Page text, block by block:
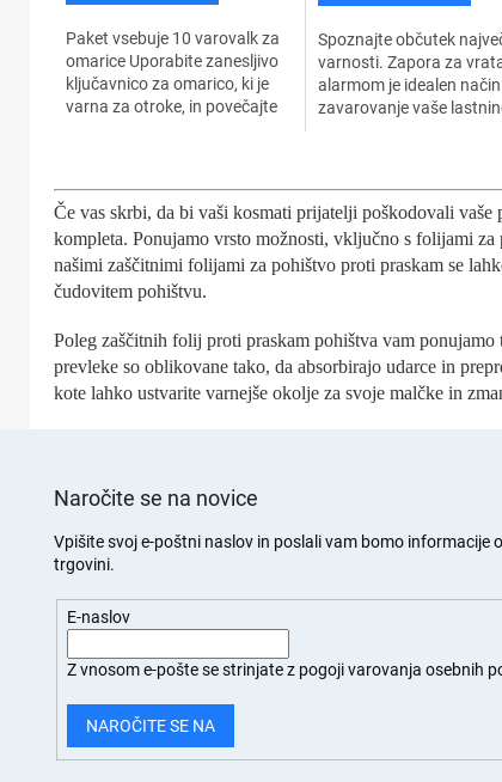
Paket vsebuje 10 varovalk za
omarice Uporabite zanesljivo
ključavnico za omarico, ki je
varna za otroke, in povečajte
Spoznajte občutek
varnosti. Zapora za
alarmom je idealen
zavarovanje vaše
Če vas skrbi, da bi vaši kosmati prijatelji poškodovali
kompleta. Ponujamo vrsto možnosti, vključno s folijami
našimi zaščitnimi folijami za pohištvo proti praskam se
čudovitem pohištvu.
Poleg zaščitnih folij proti praskam pohištva vam
prevleke so oblikovane tako, da absorbirajo udarce in
kote lahko ustvarite varnejše okolje za svoje malčke in
Naročite se na novice
Vpišite svoj e-poštni naslov in poslali vam bomo informacije
trgovini.
E-naslov
Z vnosom e-pošte se strinjate z pogoji varovanja osebnih
NAROČITE SE NA